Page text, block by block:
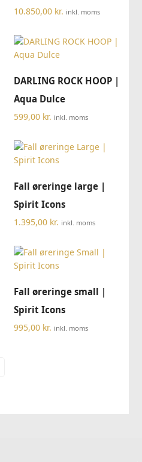
10.850,00 kr. inkl. moms
DARLING ROCK HOOP |
Aqua Dulce
599,00 kr. inkl. moms
Fall øreringe large |
Spirit Icons
1.395,00 kr. inkl. moms
Fall øreringe small |
Spirit Icons
995,00 kr. inkl. moms